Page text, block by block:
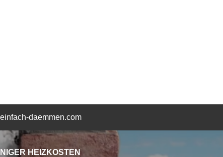
HEIZKOSTEN